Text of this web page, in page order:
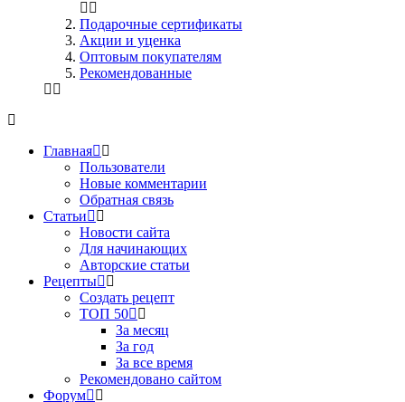
Подарочные сертификаты
Акции и уценка
Оптовым покупателям
Рекомендованные
Главная
Пользователи
Новые комментарии
Обратная связь
Статьи
Новости сайта
Для начинающих
Авторские статьи
Рецепты
Создать рецепт
ТОП 50
За месяц
За год
За все время
Рекомендовано сайтом
Форум